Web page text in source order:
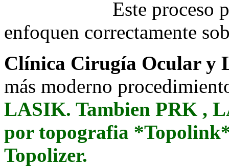
Este proceso
enfoquen correctamente
Clínica Cirugía Ocular y
más moderno
LASIK. Tambien PRK ,
por topografia
Topolizer.